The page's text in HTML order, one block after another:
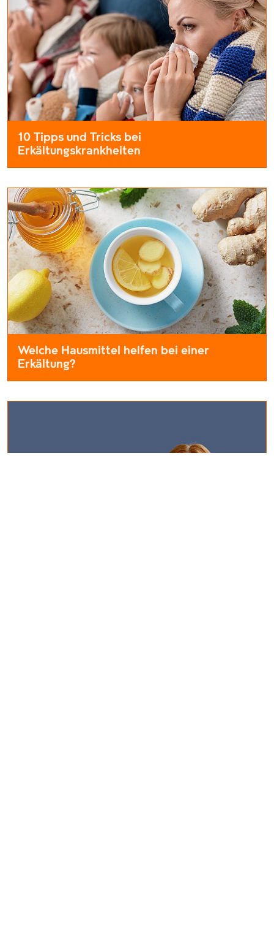
10 Tipps und Tricks bei
Erkältungskrankheiten
Wir alle versuchen, möglichst ohne Erkältung durch die
Welche Hausmittel helfen bei einer
Erkältung?
Jeder von uns kann sich bestimmt noch an Omas